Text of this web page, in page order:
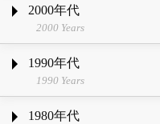
2000年代
2000 Years
1990年代
1990 Years
1980年代